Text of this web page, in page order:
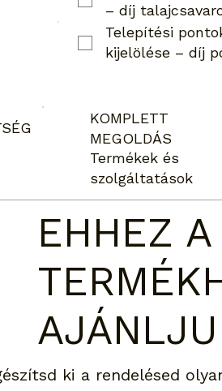
– díj
Telepítési
kijelölése – díj
KOMPLETT
MEGOLDÁS
Termékek és
szolgáltatások
EHHEZ A
ki a rendelésed